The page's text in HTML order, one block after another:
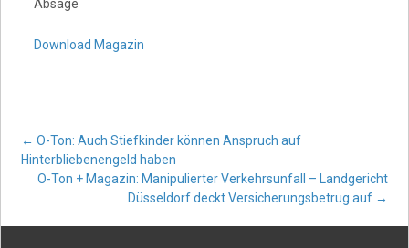
Absage
Download Magazin
Post
navigation
← O-Ton: Auch Stiefkinder können Anspruch auf
Hinterbliebenengeld haben
O-Ton + Magazin: Manipulierter Verkehrsunfall – Landgericht
Düsseldorf deckt Versicherungsbetrug auf →